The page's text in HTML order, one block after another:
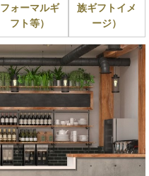
フォーマルギ
フト等）
族ギフトイメ
ージ）